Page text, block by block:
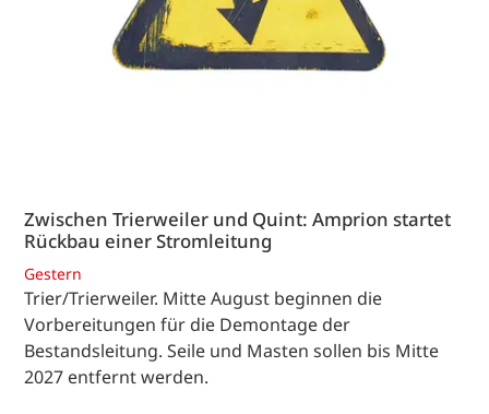
Zwischen Trierweiler und Quint: Amprion startet
Rückbau einer Stromleitung
Gestern
Trier/Trierweiler. Mitte August beginnen die
Vorbereitungen für die Demontage der
Bestandsleitung. Seile und Masten sollen bis Mitte
2027 entfernt werden.